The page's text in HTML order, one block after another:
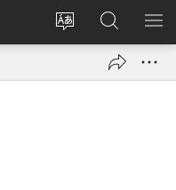
Hiova
Hiditra
(manokatra
ato
Amin’ny